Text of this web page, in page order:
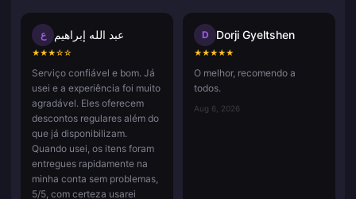
ع عبد الله إبراهيم
★★★☆☆
Serviço confiável e bom. Já
usei e a experiência foi muito
agradável. Eles oferecem
descontos regulares além do
que já disponibilizam.
Quando usei, os itens foram
entregues rapidamente na
minha conta sem problemas,
5/5, com certeza usarei
D Dorji Gyeltshen
★★★★★
O melhor, recomendo a
todos.
Aug 6, 2026